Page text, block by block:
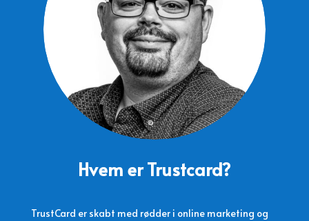
Hvem er Trustcard?
TrustCard er skabt med rødder i online marketing og